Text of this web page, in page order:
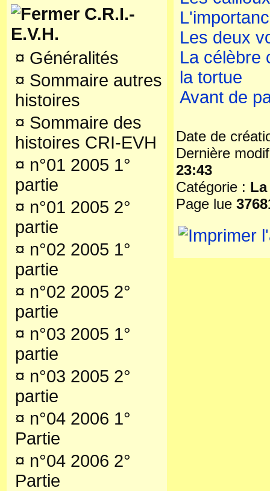
C.R.I.-
E.V.H.
¤ Généralités
¤ Sommaire autres
histoires
¤ Sommaire des
histoires CRI-EVH
¤ n°01 2005 1°
partie
¤ n°01 2005 2°
partie
¤ n°02 2005 1°
partie
¤ n°02 2005 2°
partie
¤ n°03 2005 1°
partie
¤ n°03 2005 2°
partie
¤ n°04 2006 1°
Partie
¤ n°04 2006 2°
Partie
Les deux
La célèbre
la tortue
Avant de
Date de
Dernière
23:43
Catégorie :
Page lue